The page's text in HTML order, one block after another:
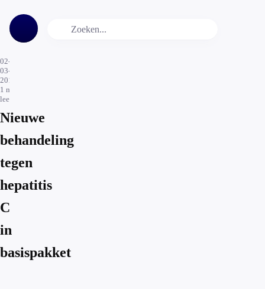
02-
03-
2018
1 min.
leestijd
Nieuwe
behandeling
tegen
hepatitis
C
in
basispakket